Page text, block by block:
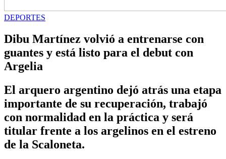
DEPORTES
Dibu Martínez volvió a entrenarse con
guantes y está listo para el debut con
Argelia
El arquero argentino dejó atrás una etapa
importante de su recuperación, trabajó
con normalidad en la práctica y será
titular frente a los argelinos en el estreno
de la Scaloneta.